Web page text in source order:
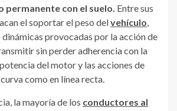
permanente con el suelo. Entre sus
el soportar el peso delvehículo
provocadas por la acción de
sin perder adherencia con la
del motor y las acciones de
como en línea recta.
la mayoría de los conductores al